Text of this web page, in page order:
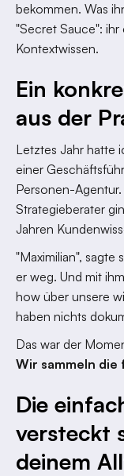
bekommen. Was
"Secret Sauce": ihr
Kontextwissen.
Ein
aus der
Letztes Jahr hatte
einer
Personen-
Strategieberater
Jahren
"Maximilian", sagte
er weg. Und mit
how über unsere
haben nichts
Das war der
Wir sammeln die
Die
versteckt
deinem